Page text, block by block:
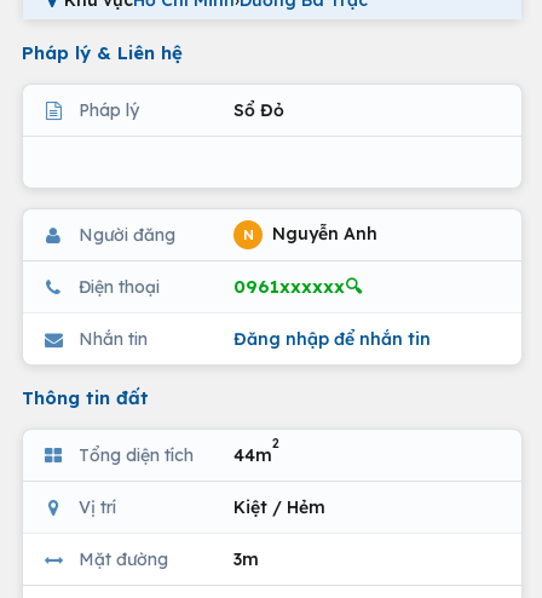
Pháp lý & Liên hệ
Pháp lý Sổ Đỏ
Người đăng N Nguyễn Anh
Điện thoại 0961xxxxxx🔍
Nhắn tin Đăng nhập để nhắn tin
Thông tin đất
Tổng diện tích 44m
2
Vị trí Kiệt / Hẻm
Mặt đường 3m